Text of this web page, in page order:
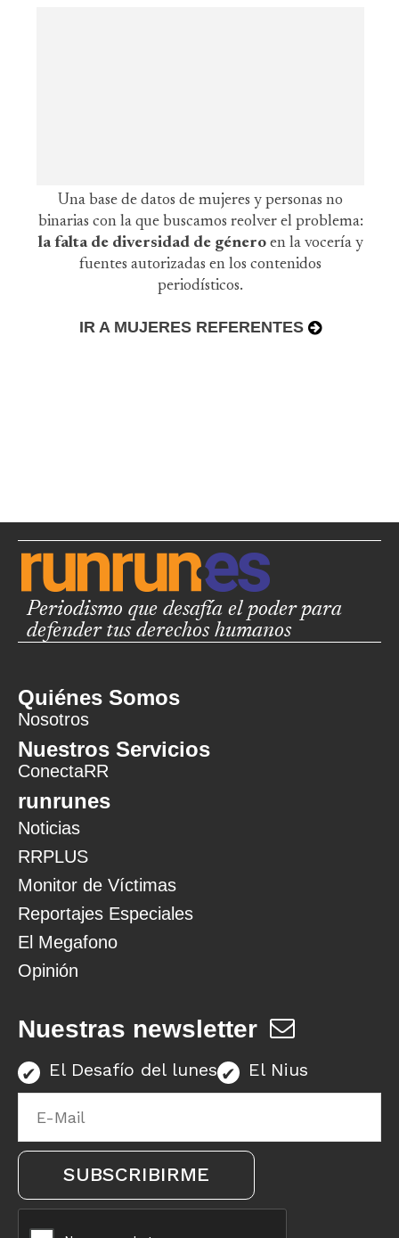
Una base de datos de mujeres y personas no
binarias con la que buscamos reolver el problema:
la falta de diversidad de género en la vocería y
fuentes autorizadas en los contenidos
periodísticos.
IR A MUJERES REFERENTES
Periodismo que desafía el poder para
defender tus derechos humanos
Quiénes Somos
Nosotros
Nuestros Servicios
ConectaRR
runrunes
Noticias
RRPLUS
Monitor de Víctimas
Reportajes Especiales
El Megafono
Opinión
Nuestras newsletter
El Desafío del lunes El Nius